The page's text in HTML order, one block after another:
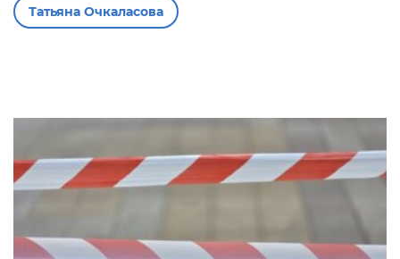
Татьяна Очкаласова